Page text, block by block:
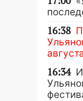
16:38
16:34